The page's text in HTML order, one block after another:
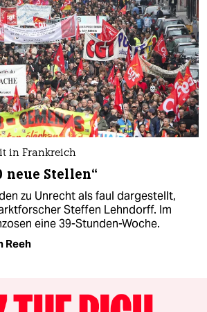
in Frankreich
neue Stellen“
zu Unrecht als faul dargestellt,
Steffen Lehndorff. Im
eine 39-Stunden-Woche.
Reeh